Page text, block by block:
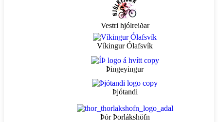
Vestri hjólreiðar
Víkingur Ólafsvík
Þingeyingur
Þjótandi
Þór Þorlákshöfn